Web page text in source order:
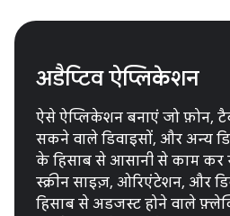
अडैप्टिव ऐप्लिकेशन
ऐसे ऐप्लिकेशन बनाएं जो फ़ोन,
सकने वाले डिवाइसों, और अन्य
के हिसाब से आसानी से काम
स्क्रीन साइज़, ओरिएंटेशन, और
हिसाब से अडजस्ट होने वाले